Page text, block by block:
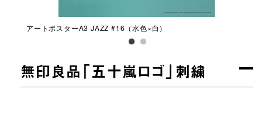
アートポスターA3 JAZZ #16（水色×白）
無印良品「五十嵐ロゴ」刺繍